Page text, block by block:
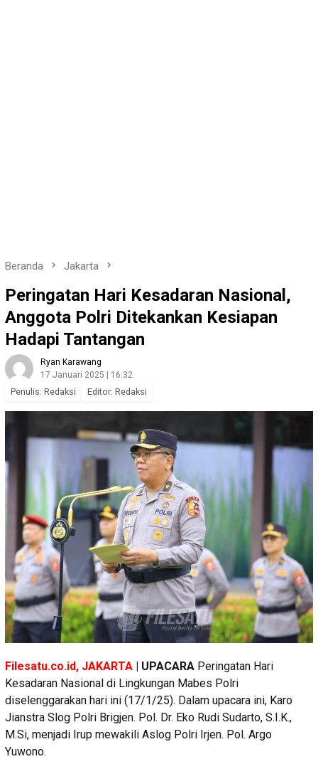
Beranda Jakarta
Peringatan Hari Kesadaran Nasional,
Anggota Polri Ditekankan Kesiapan
Hadapi Tantangan
Ryan Karawang
17 Januari 2025 | 16:32
Penulis: Redaksi Editor: Redaksi
Filesatu.co.id, JAKARTA | UPACARA Peringatan Hari
Kesadaran Nasional di Lingkungan Mabes Polri
diselenggarakan hari ini (17/1/25). Dalam upacara ini, Karo
Jianstra Slog Polri Brigjen. Pol. Dr. Eko Rudi Sudarto, S.I.K.,
M.Si, menjadi Irup mewakili Aslog Polri Irjen. Pol. Argo
Yuwono.